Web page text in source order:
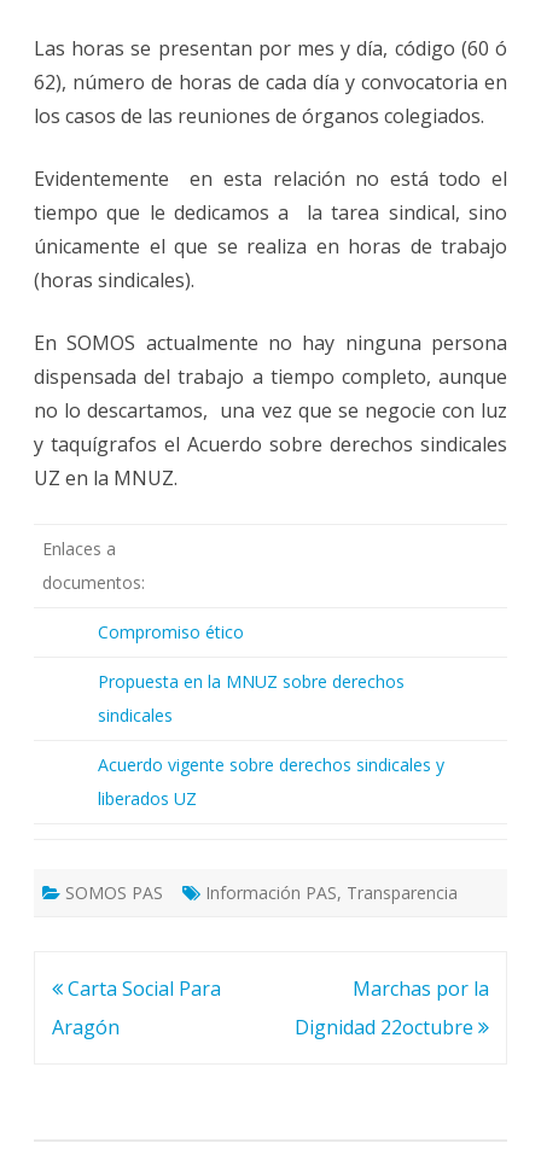
Las horas se presentan por mes y día, código (60 ó
62), número de horas de cada día y convocatoria en
los casos de las reuniones de órganos colegiados.
Evidentemente en esta relación no está todo el
tiempo que le dedicamos a la tarea sindical, sino
únicamente el que se realiza en horas de trabajo
(horas sindicales).
En SOMOS actualmente no hay ninguna persona
dispensada del trabajo a tiempo completo, aunque
no lo descartamos, una vez que se negocie con luz
y taquígrafos el Acuerdo sobre derechos sindicales
UZ en la MNUZ.
Enlaces a
documentos:
Compromiso ético
Propuesta en la MNUZ sobre derechos
sindicales
Acuerdo vigente sobre derechos sindicales y
liberados UZ
SOMOS PAS Información PAS, Transparencia
Navegación
de
Carta Social Para
Aragón
Marchas por la
Dignidad 22octubre